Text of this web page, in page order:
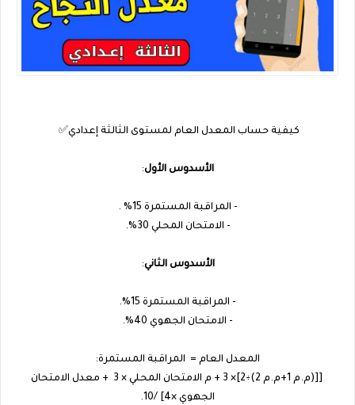
كيفية حساب المعدل العام لمستوى الثالثة إعدادي✅
الأسدوس الأول:
- المراقبة المستمرة 15% .
- الامتحان المحلي 30%.
الأسدوس الثاني:
- المراقبة المستمرة 15%.
- الامتحان الجهوي 40%.
المعدل العام = المراقبة المستمرة:
[[(م.م 1+م.م 2)÷2]× 3 + م الامتحان المحلي × 3 + معدل الامتحان
الجهوي ×4] /10.